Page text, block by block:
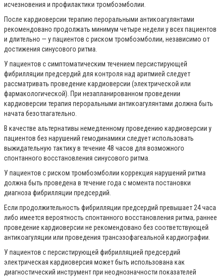
исчезновения и профилактики тромбоэмболии.
После кардиоверсии терапию пероральными антикоагулянтами
рекомендовано продолжать минимум четыре недели у всех пациентов
и длительно — у пациентов с риском тромбоэмболии, независимо от
достижения синусового ритма.
У пациентов с симптоматическим течением персистирующей
фибрилляции предсердий для контроля над аритмией следует
рассматривать проведение кардиоверсии (электрической или
фармакологической). При незапланированном проведении
кардиоверсии терапия пероральными антикоагулянтами должна быть
начата безотлагательно.
В качестве альтернативы немедленному проведению кардиоверсии у
пациентов без нарушений гемодинамики следует использовать
выжидательную тактику в течение 48 часов для возможного
спонтанного восстановления синусового ритма.
У пациентов с риском тромбоэмболии коррекция нарушений ритма
должна быть проведена в течение года с момента постановки
диагноза фибрилляции предсердий.
Если продолжительность фибрилляции предсердий превышает 24 часа
либо имеется вероятность спонтанного восстановления ритма, раннее
проведение кардиоверсии не рекомендовано без соответствующей
антикоагуляции или проведения трансэзофагеальной кардиографии.
У пациентов с персистирующей фибрилляцией предсердий
электрическая кардиоверсия может быть использована как
диагностический инструмент при неоднозначности показателей